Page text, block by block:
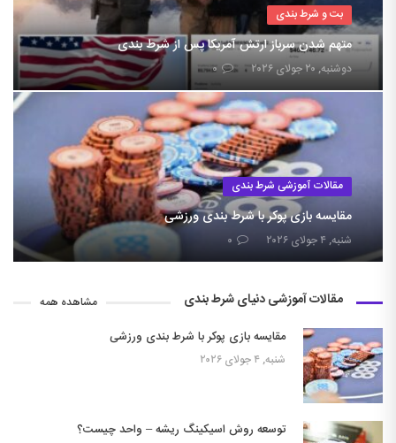
بت و شرط بندی
متهم شدن سرباز ارتش آمریکا پس از شرط بندی
دوشنبه, ۲۰ جولای ۲۰۲۶ ۰
مقالات آموزشی شرط بندی
مقایسه بازی پوکر با شرط بندی ورزشی
شنبه, ۴ جولای ۲۰۲۶ ۰
مقالات آموزشی دنیای شرط بندی مشاهده همه
مقایسه بازی پوکر با شرط بندی ورزشی
شنبه, ۴ جولای ۲۰۲۶
توسعه روش اسیکینگ ریشه – واحد چیست؟